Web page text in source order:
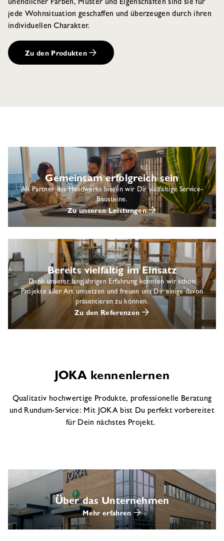
unendlicher Farben, Muster und Eigenschaften sind sie für
jede Wohnsituation geschaffen und überzeugen durch ihren
individuellen Charakter.
Zu den Produkten
Gemeinsam erfolgreich sein
Als Partner des Handwerks bieten wir Dir vielfältige Service-
Bausteine.
Zu unseren Leistungen
Bereits vielfältig im Einsatz
Dank unserer langjährigen Erfahrung konnten wir schon
Projekte aller Art umsetzen und freuen uns Dir einige davon
präsentieren zu können.
Zu den Referenzen
JOKA kennenlernen
Qualitativ hochwertige Produkte, professionelle Beratung
und Rundum-Service: Mit JOKA bist Du perfekt vorbereitet
für Dein nächstes Projekt.
Über das Unternehmen
Mehr erfahren